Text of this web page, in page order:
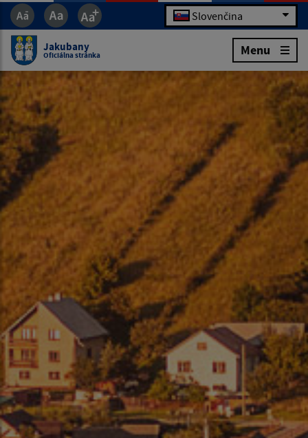
Slovenčina
Jakubany
Oficiálna stránka Menu